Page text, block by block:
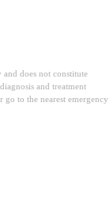
does not constitute
and treatment
to the nearest emergency